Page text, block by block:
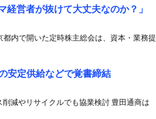
経営者が抜けて大丈夫なのか？」
内で開いた定時株主総会は、資本・業務提
安定供給などで覚書締結
減やリサイクルでも協業検討 豊田通商は